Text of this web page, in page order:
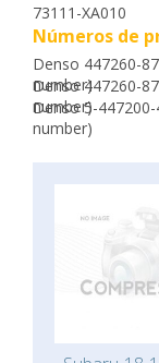
73111-XA010
Números de
Denso 447260-
number)
Denso 447260-
number)
Denso 5-
number)